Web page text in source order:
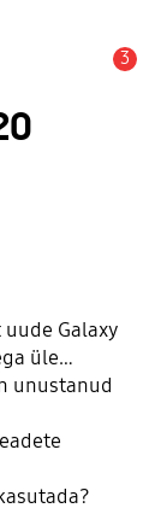
3
Galaxy
üle
unustanud